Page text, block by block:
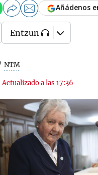
NTM
|Actualizado a las 17:36
Añádenos
Entzun